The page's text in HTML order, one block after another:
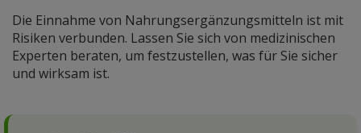
Die Einnahme von Nahrungsergänzungsmitteln ist mit
Risiken verbunden. Lassen Sie sich von medizinischen
Experten beraten, um festzustellen, was für Sie sicher
und wirksam ist.